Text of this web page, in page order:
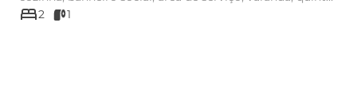
amplo...
bed2 1